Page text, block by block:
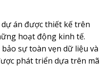
dự án được thiết kế trên
hoạt động kinh tế.
sự toàn vẹn dữ liệu và
phát triển dựa trên mã